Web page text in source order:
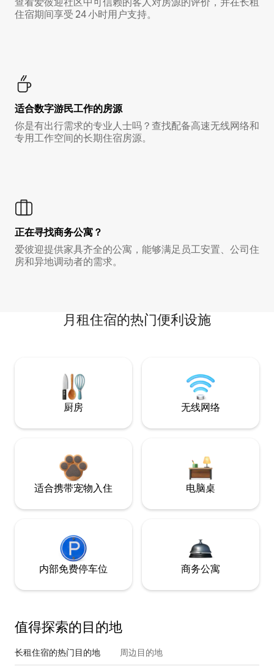
住宿期间享受 24 小时用户支持。
适合数字游民工作的房源
你是有出行需求的专业人士吗？查找配备高速无线网络和
专用工作空间的长期住宿房源。
正在寻找商务公寓？
爱彼迎提供家具齐全的公寓，能够满足员工安置、公司住
房和异地调动者的需求。
月租住宿的热门便利设施
厨房 无线网络
适合携带宠物入住 电脑桌
内部免费停车位 商务公寓
值得探索的目的地
长租住宿的热门目的地 周边目的地